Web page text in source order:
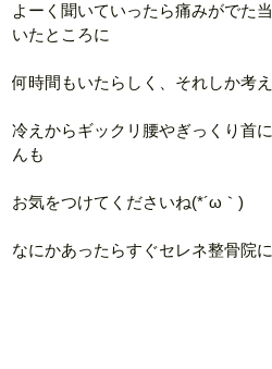
よーく聞いていったら痛みがでた
いたところに
何時間もいたらしく、それしか考
冷えからギックリ腰やぎっくり首
んも
お気をつけてくださいね(*´ω｀)
なにかあったらすぐセレネ整骨院